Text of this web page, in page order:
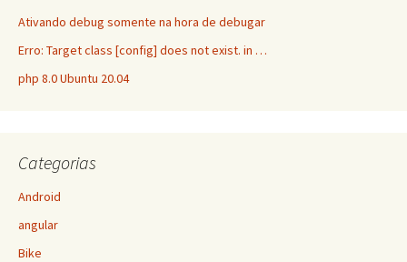
Ativando debug somente na hora de debugar
Erro: Target class [config] does not exist. in …
php 8.0 Ubuntu 20.04
Categorias
Android
angular
Bike